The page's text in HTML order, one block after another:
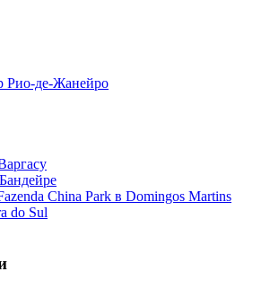
Рио-де-Жанейро
China Park в Domingos Martins
do Sul